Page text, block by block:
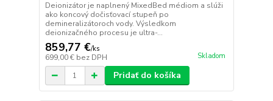
Deionizátor je naplnený MixedBed médiom a slúži
ako koncový dočisťovací stupeň po
demineralizátoroch vody. Výsledkom
deionizačného procesu je ultra-...
859,77 €/ks
699,00 € bez DPH Skladom
Pridať do košíka